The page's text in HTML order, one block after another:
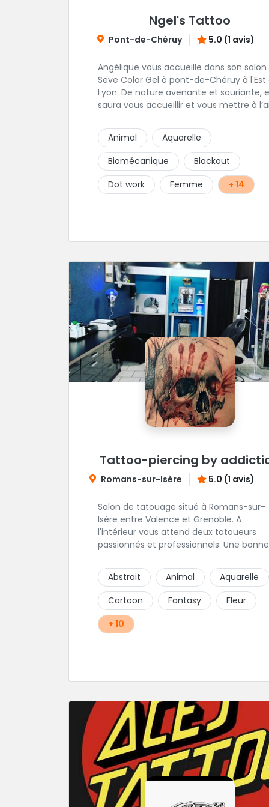
Ngel's Tattoo
Pont-de-Chéruy 5.0 (1 avis)
Angélique vous accueille dans son salon
Seve Color Gel à pont-de-Chéruy à l'Est
Lyon. De nature avenante et souriante, elle
saura vous accueillir et vous mettre à
très fin lui permet de réaliser tous types
tatouages allant des calligraphies, motifs
floraux au réalisme.
Animal
Aquarelle
Biomécanique
Blackout
Dot work
Femme + 14
Tattoo-piercing by
Romans-sur-Isère 5.0 (1 avis)
Salon de tatouage situé à Romans-sur-
Isère entre Valence et Grenoble. A
l'intérieur vous attend deux tatoueurs
passionnés et professionnels. Une bonne
shop en compagnie de Angéline et Ludo.
Abstrait Animal
Aquarelle
Cartoon
Fantasy
Fleur
+ 10